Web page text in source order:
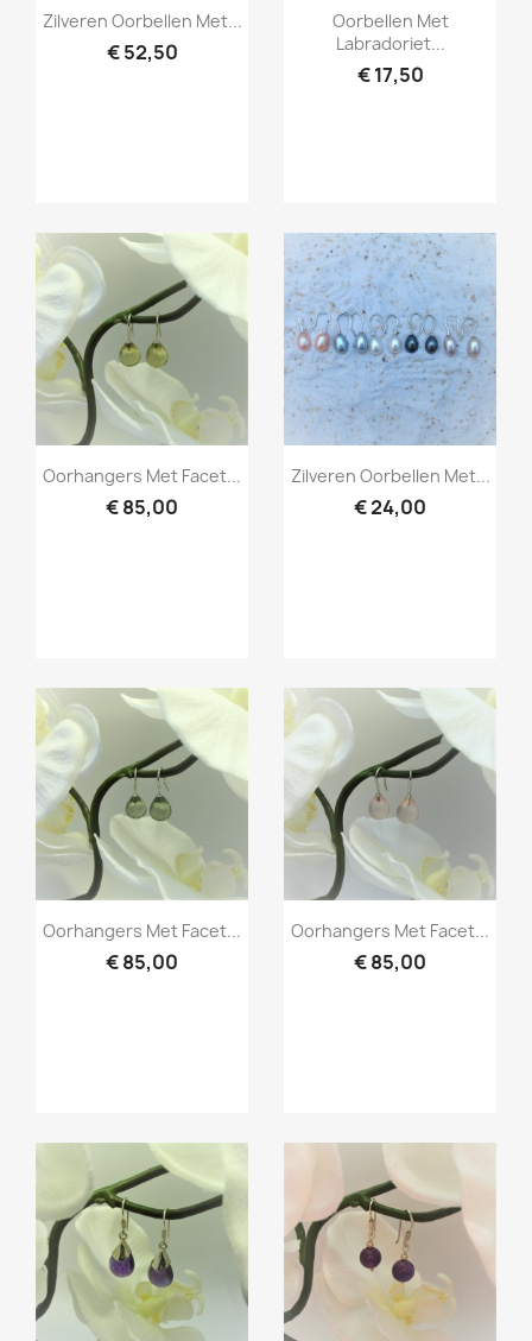
Snel bekijken
Zilveren Oorbellen Met...
€ 52,50
Snel bekijken
Oorbellen Met
Labradoriet...
€ 17,50
Snel bekijken
Oorhangers Met Facet...
€ 85,00
Snel bekijken
Zilveren Oorbellen Met...
€ 24,00
Snel bekijken
Oorhangers Met Facet...
€ 85,00
Snel bekijken
Oorhangers Met Facet...
€ 85,00